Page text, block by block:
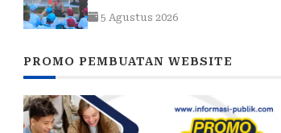
Sekolah Rakyat Bersama
Taruna Akademi TNI
5 Agustus 2026
PROMO PEMBUATAN WEBSITE